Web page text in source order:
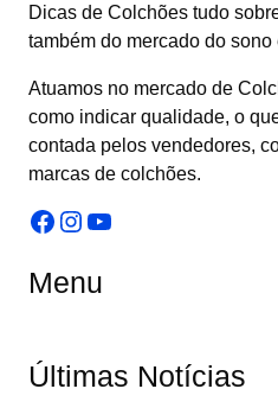
Dicas de Colchões tudo
também do mercado do sono
Atuamos no mercado de
como indicar qualidade, o
contada pelos vendedores,
marcas de colchões.
Facebook
Instagram
Youtube
Menu
Últimas Notícias